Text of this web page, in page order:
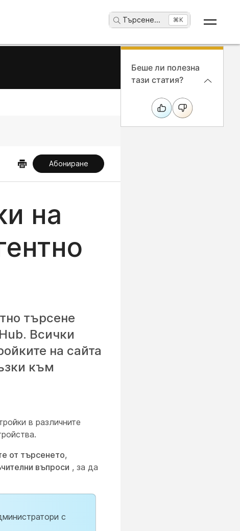
Търсене... ⌘K
Абониране
на
търсене
Всички
на сайта
към
в различните
от търсенето,
въпроси , за да
с
Беше ли полезна
тази статия?